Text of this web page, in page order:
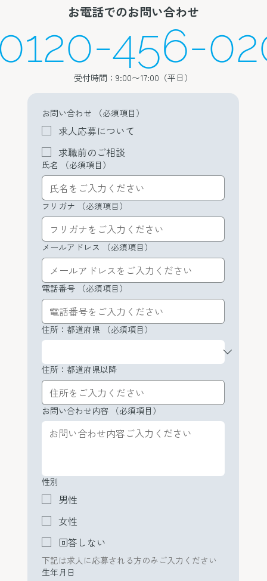
お電話でのお問い合わせ
456-
受付時間：9:00〜17:00（平日）
お問い合わせ （必須項目）
求人応募について
求職前のご相談
氏名 （必須項目）
フリガナ （必須項目）
メールアドレス （必須項目）
電話番号 （必須項目）
住所：都道府県 （必須項目）
住所：都道府県以降
お問い合わせ内容 （必須項目）
性別
男性
女性
回答しない
下記は求人に応募される方のみご入力ください
生年月日